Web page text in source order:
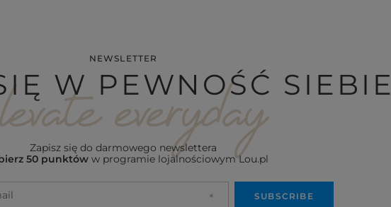
NEWSLETTER
W PEWNOŚĆ SIEBIE
Zapisz się do darmowego newslettera
50 punktóww programie lojalnościowym Lou.pl
SUBSCRIBE